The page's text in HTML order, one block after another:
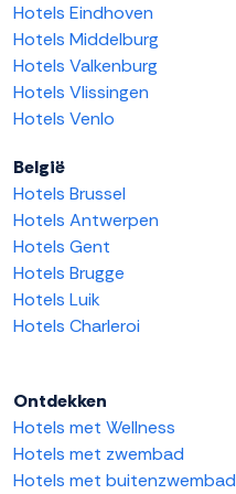
Hotels Eindhoven
Hotels Middelburg
Hotels Valkenburg
Hotels Vlissingen
Hotels Venlo
België
Hotels Brussel
Hotels Antwerpen
Hotels Gent
Hotels Brugge
Hotels Luik
Hotels Charleroi
Ontdekken
Hotels met Wellness
Hotels met zwembad
Hotels met buitenzwembad